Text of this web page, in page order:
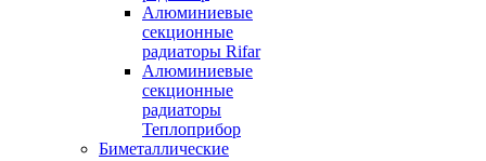
Алюминиевые
секционные
радиаторы Rifar
Алюминиевые
секционные
радиаторы
Теплоприбор
Биметаллические